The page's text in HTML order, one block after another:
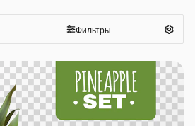
Фильтры